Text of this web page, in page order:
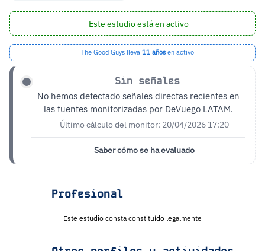
Este estudio está en activo
The Good Guys lleva 11 años en activo
Sin señales
No hemos detectado señales directas recientes en
las fuentes monitorizadas por DeVuego LATAM.
Último cálculo del monitor: 20/04/2026 17:20
Saber cómo se ha evaluado
Profesional
Este estudio consta constituído legalmente